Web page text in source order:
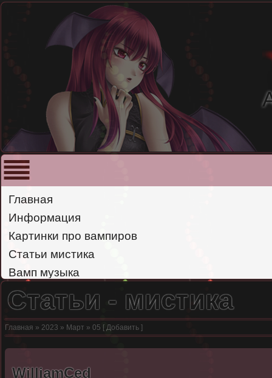
Главная
Информация
Картинки про вампиров
Статьи мистика
Вамп музыка
Статьи - мистика
Главная » 2023 » Март » 05 [ Добавить ]
WilliamCed